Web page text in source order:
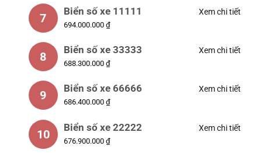
7 Biển số xe 11111
694.000.000 ₫
Xem chi tiết
8 Biển số xe 33333
688.300.000 ₫
Xem chi tiết
9 Biển số xe 66666
686.400.000 ₫
Xem chi tiết
10 Biển số xe 22222
676.900.000 ₫
Xem chi tiết